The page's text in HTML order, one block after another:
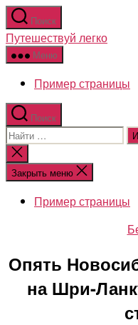
Перейти
к
содержимому
Поиск
Путешествуй легко
Меню
Пример страницы
Поиск
Поиск:
Закрыть
поиск
Закрыть меню
Пример страницы
Опять
на Шри-